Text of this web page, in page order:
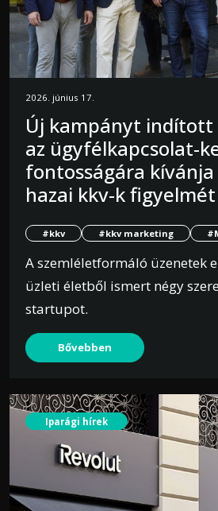
2026. június 17.
Új kampányt indított
az ügyfélkapcsolat-
fontosságára
hazai kkv-k figyelmét
#kkv #kkv marketing
A szemléletformáló üzenetek
üzleti életből ismert négy
startupot.
Bővebben
Iparági hírek